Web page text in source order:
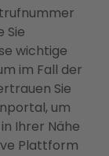
Sie
wichtige
im Fall der
Sie
um
Ihrer Nähe
Plattform